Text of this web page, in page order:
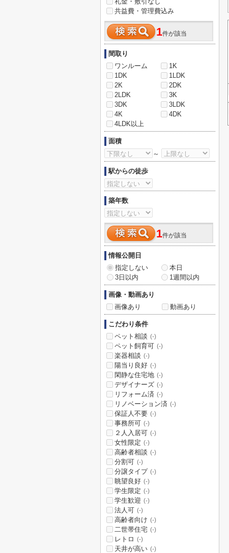
共益費・管理費込み
1件が該当
間取り
ワンルーム
1K
1DK
1LDK
2K
2DK
2LDK
3K
3DK
3LDK
4K
4DK
4LDK以上
面積
～
駅からの徒歩
築年数
1件が該当
情報公開日
指定しない
本日
3日以内
1週間以内
画像・動画あり
画像あり
動画あり
こだわり条件
ペット相談 (-)
ペット飼育可 (-)
楽器相談 (-)
陽当り良好 (-)
閑静な住宅地 (-)
デザイナーズ (-)
リフォーム済 (-)
リノベーション済 (-)
保証人不要 (-)
事務所可 (-)
２人入居可 (-)
女性限定 (-)
高齢者相談 (-)
分割可 (-)
分譲タイプ (-)
眺望良好 (-)
学生限定 (-)
学生歓迎 (-)
法人可 (-)
高齢者向け (-)
二世帯住宅 (-)
レトロ (-)
天井が高い (-)